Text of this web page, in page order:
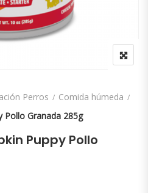
Perros
Comida húmeda
Pollo Granada 285g
Puppy Pollo